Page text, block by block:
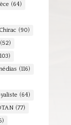
(64)
(90)
(52)
(116)
(64)
(77)